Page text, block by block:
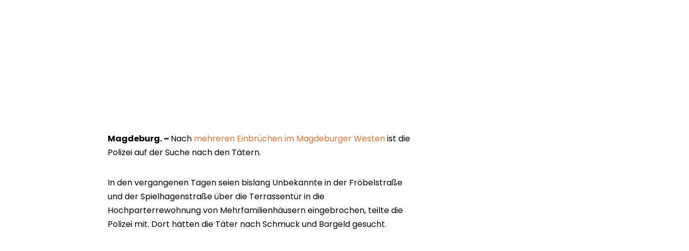
Magdeburg. – Nach mehreren Einbrüchen im Magdeburger Westenist die
Polizei auf der Suche nach den Tätern.
In den vergangenen Tagen seien bislang Unbekannte in der Fröbelstraße
und der Spielhagenstraße über die Terrassentür in die
Hochparterrewohnung von Mehrfamilienhäusern eingebrochen, teilte die
Polizei mit. Dort hätten die Täter nach Schmuck und Bargeld gesucht.